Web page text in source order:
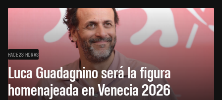
HACE 23 HORAS
Luca Guadagnino será la figura
homenajeada en Venecia 2026